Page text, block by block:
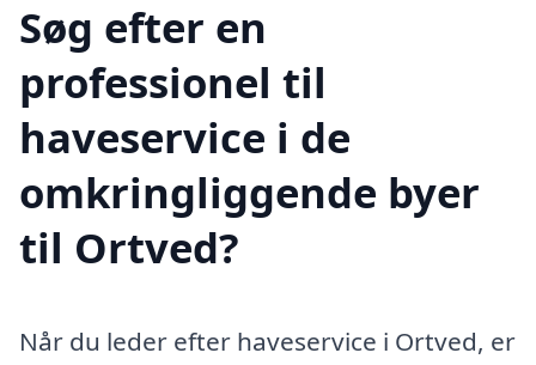
Søg efter en
professionel til
haveservice i de
omkringliggende byer
til Ortved?
Når du leder efter haveservice i Ortved, er